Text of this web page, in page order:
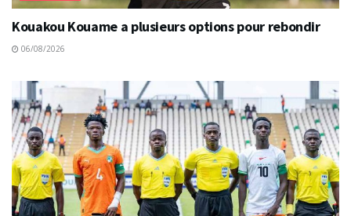
Kouakou Kouame a plusieurs options pour rebondir
06/08/2026